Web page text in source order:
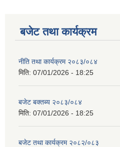
बजेट तथा कार्यक्रम
नीति तथा कार्यक्रम २०८३/०८४
मिति: 07/01/2026 - 18:25
बजेट बक्तब्य २०८३/०८४
मिति: 07/01/2026 - 18:25
बजेट तथा कार्यक्रम २०८२/०८३